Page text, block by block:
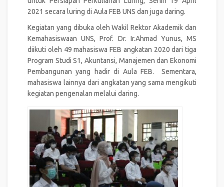
2021 secara luring di Aula FEB UNS dan juga daring.
Kegiatan yang dibuka oleh Wakil Rektor Akademik dan
Kemahasiswaan UNS, Prof. Dr. Ir.Ahmad Yunus, MS
diikuti oleh 49 mahasiswa FEB angkatan 2020 dari tiga
Program Studi S1, Akuntansi, Manajemen dan Ekonomi
Pembangunan yang hadir di Aula FEB. Sementara,
mahasiswa lainnya dari angkatan yang sama mengikuti
kegiatan pengenalan melalui daring.